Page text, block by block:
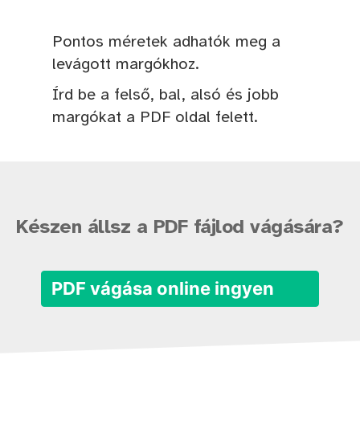
Pontos méretek adhatók meg a
levágott margókhoz.
Írd be a felső, bal, alsó és jobb
margókat a PDF oldal felett.
Készen állsz a PDF fájlod vágására?
PDF vágása online ingyen